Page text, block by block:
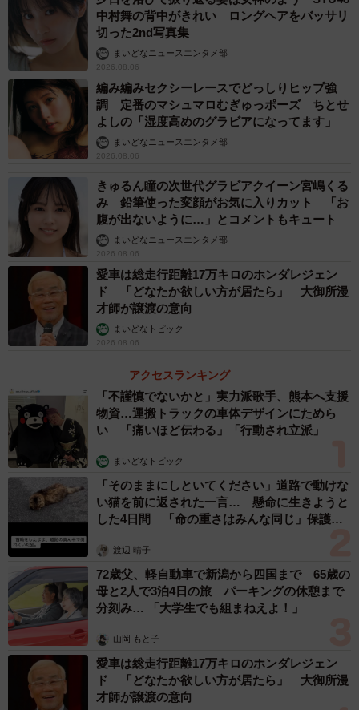
中村舞の背中がきれい ロングヘアをバッサリ
切った2nd写真集
まいどなニュースエンタメ部
2026.08.06
編み編みセクシーレースでどっしりヒップ強
調 定番のマシュマロむぎゅっポーズ ちとせ
よしの「湿度高めのグラビアになってます」
まいどなニュースエンタメ部
2026.08.06
きゅるん瞳の次世代グラビアクイーン宮嶋くる
み 鉛筆使った変顔がお気に入りカット 「お
腹が出ないように…」とコメントもキュート
まいどなニュースエンタメ部
2026.08.06
愛車は総走行距離17万キロのホンダレジェン
ド 「どなたか欲しい方が居たら」 大御所漫
才師が譲渡の意向
まいどなトピック
2026.08.06
アクセスランキング
「不謹慎でないかと」実力派歌手、熊本へ支援
物資…運搬トラックの車体デザインにためら
い 「痛いほど伝わる」「行動され立派」
まいどなトピック
「そのままにしといてください」道路で動けな
い猫を前に返された一言… 懸命に生きようと
した4日間 「命の重さはみんな同じ」保護団
渡辺 晴子
72歳父、軽自動車で新潟から四国まで 65歳の
母と2人で3泊4日の旅 パーキングの休憩まで
分刻み… 「大学生でも組まねえよ！」
山岡 もと子
愛車は総走行距離17万キロのホンダレジェン
ド 「どなたか欲しい方が居たら」 大御所漫
才師が譲渡の意向